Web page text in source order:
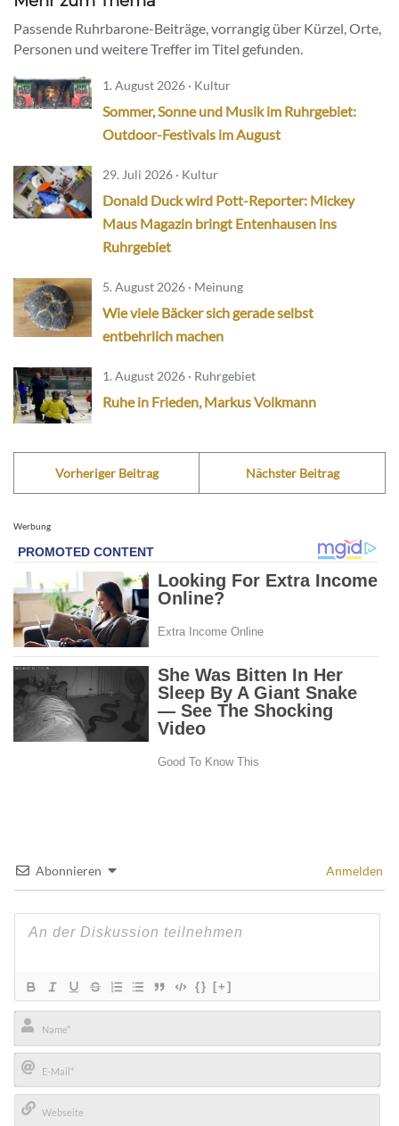
Passende Ruhrbarone-Beiträge, vorrangig über Kürzel, Orte,
Personen und weitere Treffer im Titel gefunden.
1. August 2026 · Kultur
Sommer, Sonne und Musik im Ruhrgebiet:
Outdoor-Festivals im August
29. Juli 2026 · Kultur
Donald Duck wird Pott-Reporter: Mickey
Maus Magazin bringt Entenhausen ins
Ruhrgebiet
5. August 2026 · Meinung
Wie viele Bäcker sich gerade selbst
entbehrlich machen
1. August 2026 · Ruhrgebiet
Ruhe in Frieden, Markus Volkmann
Vorheriger Beitrag Nächster Beitrag
Werbung
Abonnieren Anmelden
{} [+]
Name*
E-
Mail*